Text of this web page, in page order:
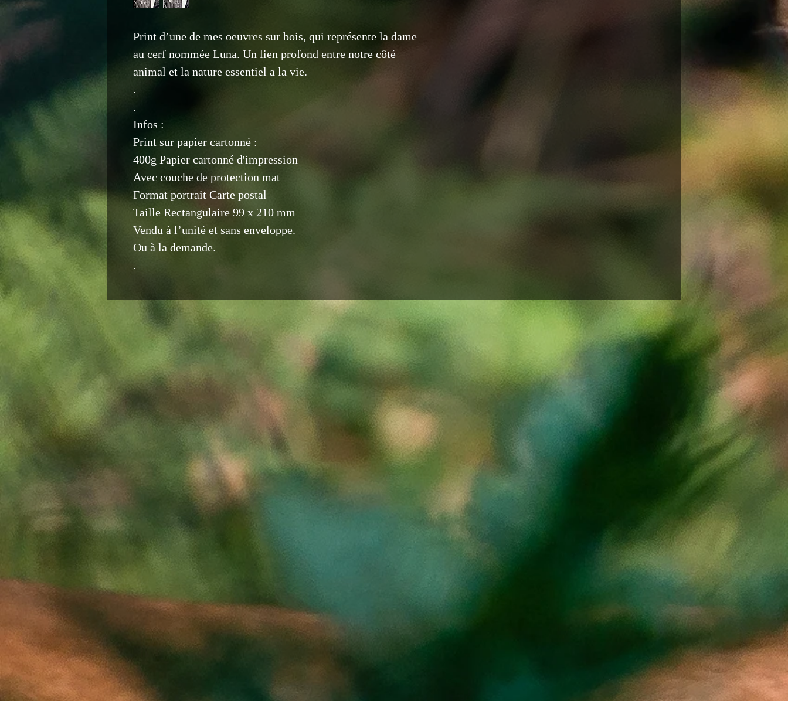
Print d’une de mes oeuvres sur bois, qui représente la dame
au cerf nommée Luna. Un lien profond entre notre côté
animal et la nature essentiel a la vie.
.
.
Infos :
Print sur papier cartonné :
400g Papier cartonné d'impression
Avec couche de protection mat
Format portrait Carte postal
Taille Rectangulaire 99 x 210 mm
Vendu à l’unité et sans enveloppe.
Ou à la demande.
.